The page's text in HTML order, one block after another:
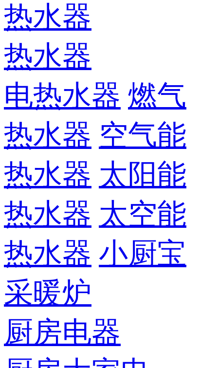
热水器
热水器
电热水器 燃气
热水器 空气能
热水器 太阳能
热水器 太空能
热水器 小厨宝
采暖炉
厨房电器